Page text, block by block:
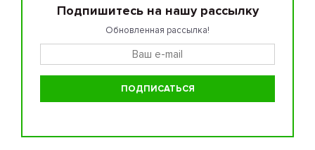
Подпишитесь на нашу рассылку
Обновленная рассылка!